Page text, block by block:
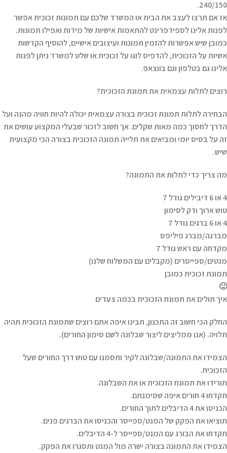
240/150.
אז אם תרצו לעצב את הבית או המשרד שלכם עם תמונות זכוכית אפשר
לפנות אלינו לספידפרינט להתאמות אישיות של מידות ואפילו תמונות.
כמובן שיש אפשרות להזמין תמונות ועיצובים אישיים, להוסיף הקדשות
אשיות על הזכוכית, להדפיס לוגו על זכוכית או שלט למשרד ניתן לפנות
אלינו גם בטלפון וגם בווצאפ.
רוצים לתלות עצמאית את תמונת הזכוכית?
הבחירה לתלות תמונת זכוכית בצורה עצמאית יכולה להיות חוויה מהנה ועל
הדרך לחסוך כמה מאות שקלים. אך חשוב לזכור שבעלי המקצוע עושים את
זה על בסיס יומי ומביאים את תלייה תמונה הזכוכית בצורה הכי מקצועית
שיש.
מה צריך כדי לתלות את התמונה?
4 או 6 דיבילים גודל 7
טוש ארוך ודק לסימון
4 או 6 ברגים גודל 7
מברגה/מברג פיליפס
מקדחה עם ראש גודל 7
מנטים/ספייסרים (מקבלים עם המשלוח שלנו)
תמונת זכוכית כמובן
🙂
איך תולים את תמונת הזכוכית בכמה צעדים
החלק הכי חשוב זה התכנון, תבינו איפה אתם רוצים שתמונת הזכוכית תהיה
תלויה. (אנו ממליצים ליצור שבלונה לשם סימון החורים).
הצמידו את התמונה/שבלונה לקיר ותסמנו עם טוש דרך החורים שעל
הזכוכית.
תורידו את תמונת הזכוכית או את השבלונה.
תקדחו 4 חורים איפה שסימנתם.
הכניסו את 4 הדיבלים לתוך החורים.
תוציאו את הפקק של המנט/ספייסר והכניסו את הברגים פנים.
תקדחו את הבורג עם המנט/ספייסר ל-4 הדיבלים.
הצמידו את התמונה בצורה ישרה מול המנט ותסגרו את הפקק.